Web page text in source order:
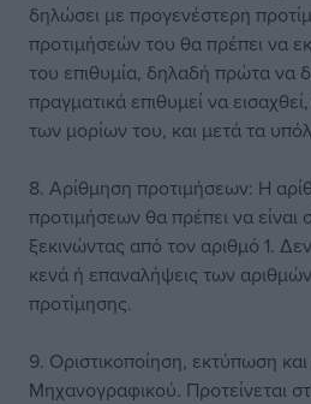
δηλώσει με προγενέστερη
προτιμήσεών του θα πρέπει να
του επιθυμία, δηλαδή πρώτα να
πραγματικά επιθυμεί να
των μορίων του, και μετά τα
8. Αρίθμηση προτιμήσεων: Η
προτιμήσεων θα πρέπει να είναι
ξεκινώντας από τον αριθμό 1.
κενά ή επαναλήψεις των
προτίμησης.
9. Οριστικοποίηση, εκτύπωση
Μηχανογραφικού. Προτείνεται